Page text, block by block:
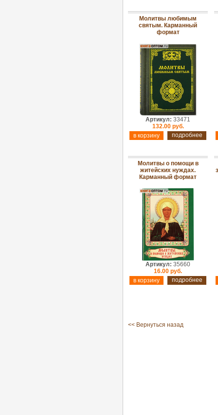
Молитвы любимым
святым. Карманный
формат
Артикул: 33471
132.00 руб.
подробнее
Молитвы о помощи в
житейских нуждах.
Карманный формат
Артикул: 35660
16.00 руб.
подробнее
<< Вернуться назад